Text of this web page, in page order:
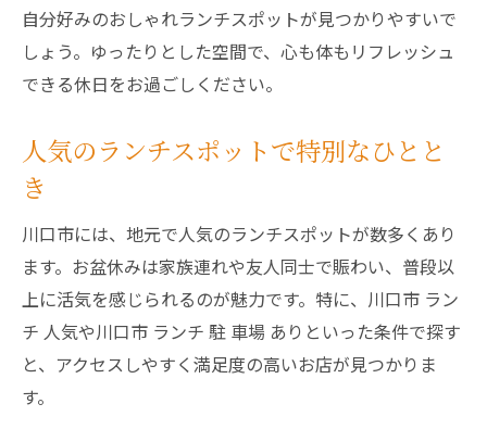
自分好みのおしゃれランチスポットが見つかりやすいで
しょう。ゆったりとした空間で、心も体もリフレッシュ
できる休日をお過ごしください。
人気のランチスポットで特別なひとと
き
川口市には、地元で人気のランチスポットが数多くあり
ます。お盆休みは家族連れや友人同士で賑わい、普段以
上に活気を感じられるのが魅力です。特に、川口市 ラン
チ 人気や川口市 ランチ 駐 車場 ありといった条件で探す
と、アクセスしやすく満足度の高いお店が見つかりま
す。